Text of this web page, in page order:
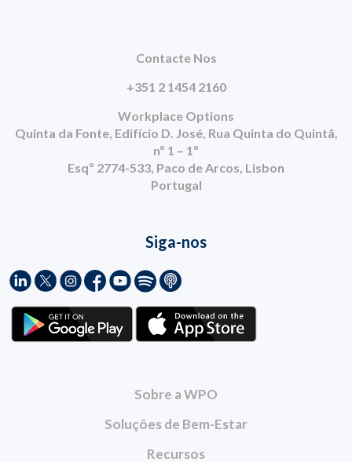
Sobre a WPO
Soluções de Bem-Estar
Recursos
Contacte Nos
+351 2 1454 2160
Workplace Options
Quinta da Fonte, Edifício D. José, Rua Quinta do Quintã,
nº 1 – 1º
Esqº 2774-533, Paco de Arcos, Lisbon
Portugal
Siga-nos